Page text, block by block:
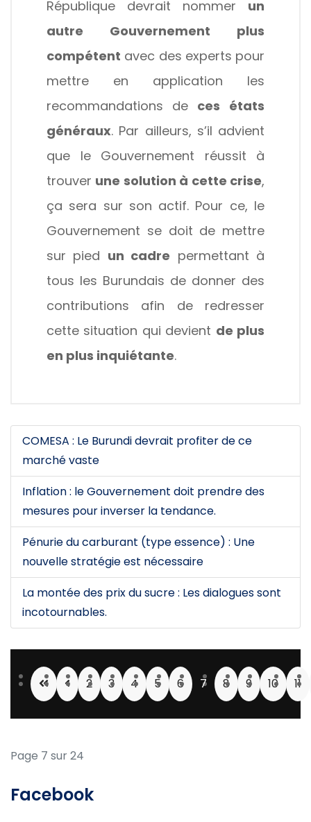
République devrait nommer un
autre Gouvernement plus
compétent avec des experts pour
mettre en application les
recommandations de ces états
généraux. Par ailleurs, s’il advient
que le Gouvernement réussit à
trouver une solution à cette crise,
ça sera sur son actif. Pour ce, le
Gouvernement se doit de mettre
sur pied un cadre permettant à
tous les Burundais de donner des
contributions afin de redresser
cette situation qui devient de plus
en plus inquiétante.
COMESA : Le Burundi devrait profiter de ce
marché vaste
Inflation : le Gouvernement doit prendre des
mesures pour inverser la tendance.
Pénurie du carburant (type essence) : Une
nouvelle stratégie est nécessaire
La montée des prix du sucre : Les dialogues sont
incotournables.
2 3 4 5 6 7 8 9 10 11
Page 7 sur 24
Facebook